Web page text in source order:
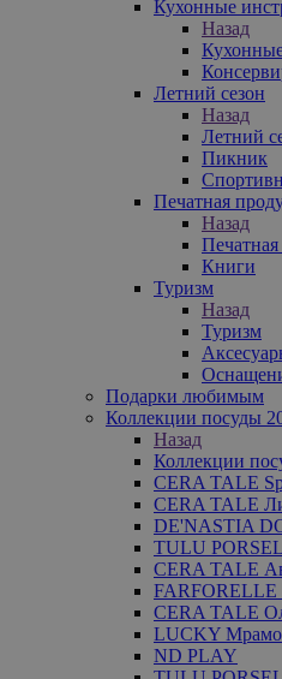
Кухонные
Назад
Летний сезон
Назад
Летний
Пикник
Печатная
Назад
Книги
Туризм
Назад
Туризм
Подарки любимым
Коллекции посуды
Назад
Коллекции
CERA TALE
CERA TALE
DE'NASTIA
TULU
CERA TALE
FARFORELLE
CERA TALE
LUCKY
ND PLAY